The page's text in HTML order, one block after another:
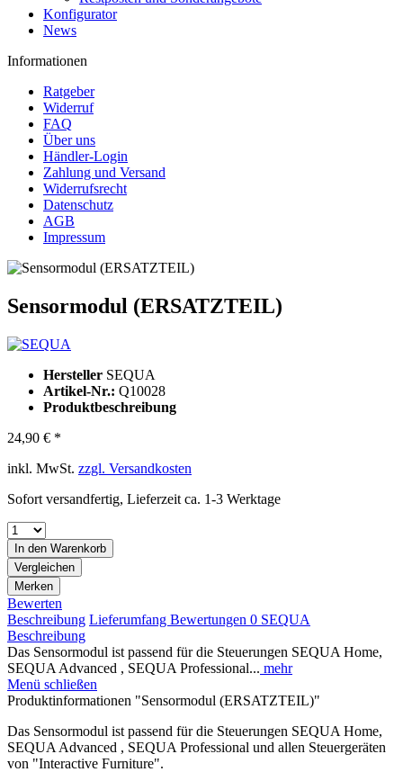
Konfigurator
News
Informationen
Ratgeber
Widerruf
FAQ
Über uns
Händler-Login
Zahlung und Versand
Widerrufsrecht
Datenschutz
AGB
Impressum
Sensormodul (ERSATZTEIL)
Hersteller SEQUA
Artikel-Nr.: Q10028
Produktbeschreibung
24,90 € *
inkl. MwSt. zzgl. Versandkosten
Sofort versandfertig, Lieferzeit ca. 1-3 Werktage
In den Warenkorb
Vergleichen
Merken
Bewerten
Beschreibung Lieferumfang Bewertungen 0 SEQUA
Beschreibung
Das Sensormodul ist passend für die Steuerungen SEQUA Home,
SEQUA Advanced , SEQUA Professional... mehr
Menü schließen
Produktinformationen "Sensormodul (ERSATZTEIL)"
Das Sensormodul ist passend für die Steuerungen SEQUA Home,
SEQUA Advanced , SEQUA Professional und allen Steuergeräten
von "Interactive Furniture".